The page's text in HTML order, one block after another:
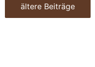
ältere Beiträge